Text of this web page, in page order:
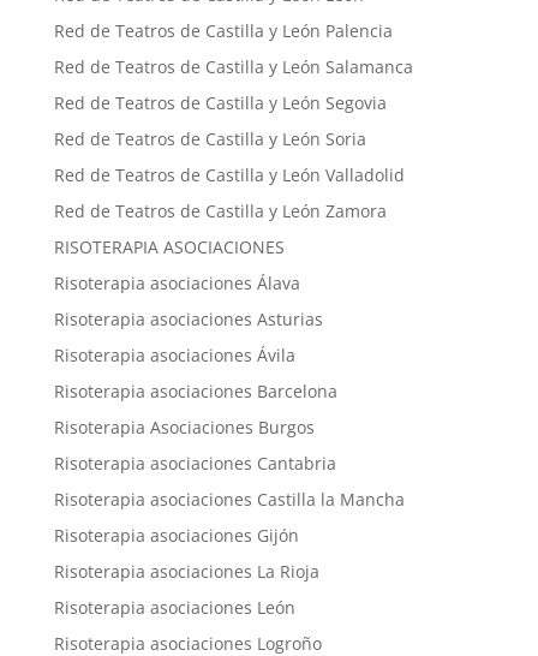
Red de Teatros de Castilla y León Palencia
Red de Teatros de Castilla y León Salamanca
Red de Teatros de Castilla y León Segovia
Red de Teatros de Castilla y León Soria
Red de Teatros de Castilla y León Valladolid
Red de Teatros de Castilla y León Zamora
RISOTERAPIA ASOCIACIONES
Risoterapia asociaciones Álava
Risoterapia asociaciones Asturias
Risoterapia asociaciones Ávila
Risoterapia asociaciones Barcelona
Risoterapia Asociaciones Burgos
Risoterapia asociaciones Cantabria
Risoterapia asociaciones Castilla la Mancha
Risoterapia asociaciones Gijón
Risoterapia asociaciones La Rioja
Risoterapia asociaciones León
Risoterapia asociaciones Logroño